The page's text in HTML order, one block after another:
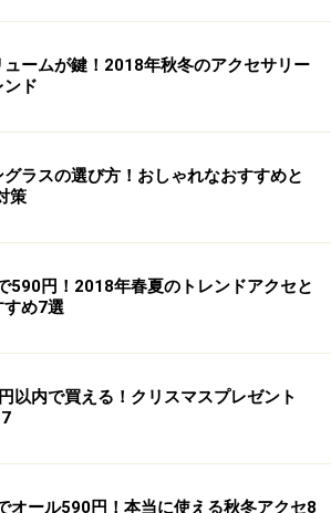
ュームが鍵！2018年秋冬のアクセサリー
ンド
グラスの選び方！おしゃれなおすすめと
策
590円！2018年春夏のトレンドアクセと
すめ7選
以内で買える！クリスマスプレゼント
オール590円！本当に使える秋冬アクセ8